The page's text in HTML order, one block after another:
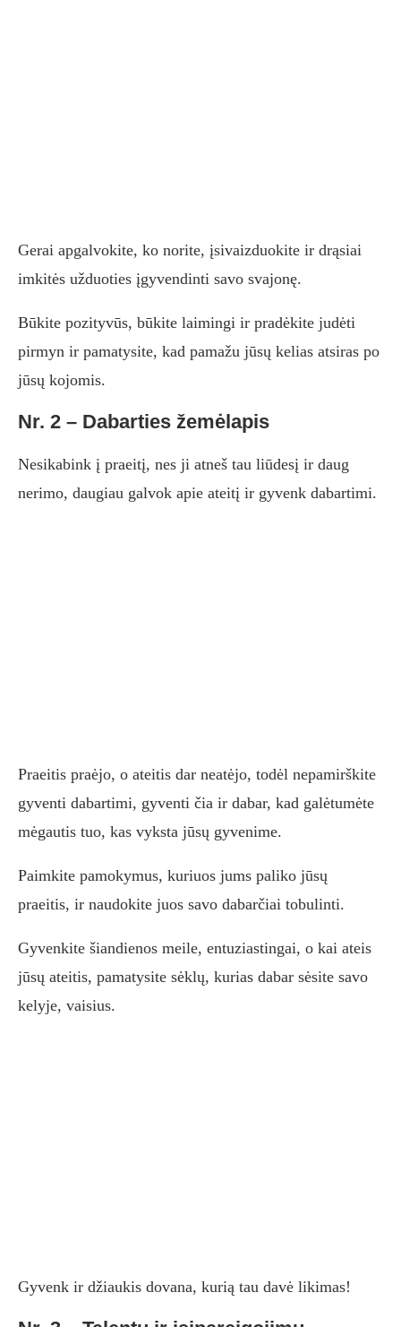
Gerai apgalvokite, ko norite, įsivaizduokite ir drąsiai
imkitės užduoties įgyvendinti savo svajonę.
Būkite pozityvūs, būkite laimingi ir pradėkite judėti
pirmyn ir pamatysite, kad pamažu jūsų kelias atsiras po
jūsų kojomis.
Nr. 2 – Dabarties žemėlapis
Nesikabink į praeitį, nes ji atneš tau liūdesį ir daug
nerimo, daugiau galvok apie ateitį ir gyvenk dabartimi.
Praeitis praėjo, o ateitis dar neatėjo, todėl nepamirškite
gyventi dabartimi, gyventi čia ir dabar, kad galėtumėte
mėgautis tuo, kas vyksta jūsų gyvenime.
Paimkite pamokymus, kuriuos jums paliko jūsų
praeitis, ir naudokite juos savo dabarčiai tobulinti.
Gyvenkite šiandienos meile, entuziastingai, o kai ateis
jūsų ateitis, pamatysite sėklų, kurias dabar sėsite savo
kelyje, vaisius.
Gyvenk ir džiaukis dovana, kurią tau davė likimas!